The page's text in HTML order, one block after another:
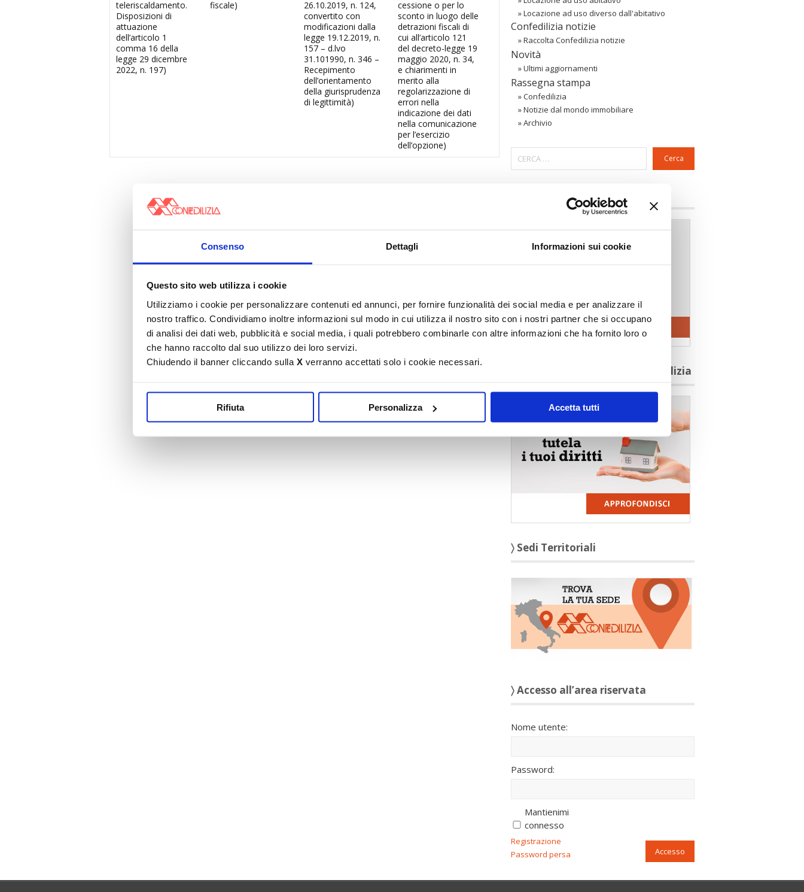
Consenso Dettagli Informazioni sui cookie
Questo sito web utilizza i cookie
Utilizziamo i cookie per personalizzare contenuti ed annunci, per fornire funzionalità dei social media e per analizzare il
nostro traffico. Condividiamo inoltre informazioni sul modo in cui utilizza il nostro sito con i nostri partner che si occupano
di analisi dei dati web, pubblicità e social media, i quali potrebbero combinarle con altre informazioni che ha fornito loro o
che hanno raccolto dal suo utilizzo dei loro servizi.
Chiudendo il banner cliccando sulla X verranno accettati solo i cookie necessari.
Rifiuta Personalizza Accetta tutti
teleriscaldamento.
Disposizioni di
attuazione
dell’articolo 1
comma 16 della
legge 29 dicembre
2022, n. 197)
fiscale)
26.10.2019, n. 124,
convertito con
modificazioni dalla
legge 19.12.2019, n.
157 – d.lvo
31.101990, n. 346 –
Recepimento
dell’orientamento
della giurisprudenza
di legittimità)
cessione o per lo
sconto in luogo delle
detrazioni fiscali di
cui all’articolo 121
del decreto-legge 19
maggio 2020, n. 34,
e chiarimenti in
merito alla
regolarizzazione di
errori nella
indicazione dei dati
nella comunicazione
per l’esercizio
dell’opzione)
»Locazione ad uso diverso dall'abitativo
Confedilizia notizie
»Raccolta Confedilizia notizie
Novità
»Ultimi aggiornamenti
Rassegna stampa
»Confedilizia
»Notizie dal mondo immobiliare
»Archivio
Cerca
〉 Area riservata Associazioni
〉 5 ragioni per aderire a Confedilizia
〉 Sedi Territoriali
〉 Accesso all’area riservata
Nome utente:
Password:
Mantienimi
connesso
Accesso
Registrazione
Password persa